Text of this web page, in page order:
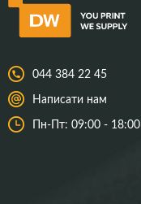
044 384 22 45
Написати нам
Пн-Пт: 09:00 - 18:00